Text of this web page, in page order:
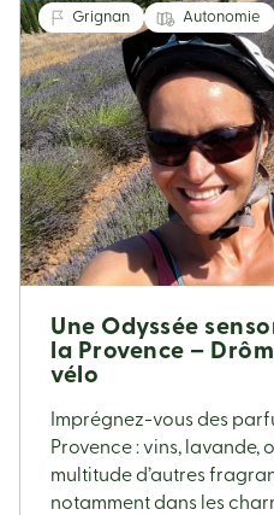
Grignan Autonomie
Une Odyssée
la Provence –
vélo
Imprégnez-vous des
Provence : vins, lavande,
multitude d’autres
notamment dans les